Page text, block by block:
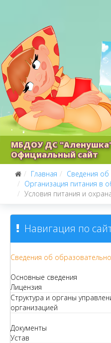
МБДОУ ДС
Официальный сайт
Главная
Сведения
Организация питания в
Условия питания и
Навигация по
Сведения об
Основные сведения
Лицензия
Структура и органы
организацией
Документы
Устав